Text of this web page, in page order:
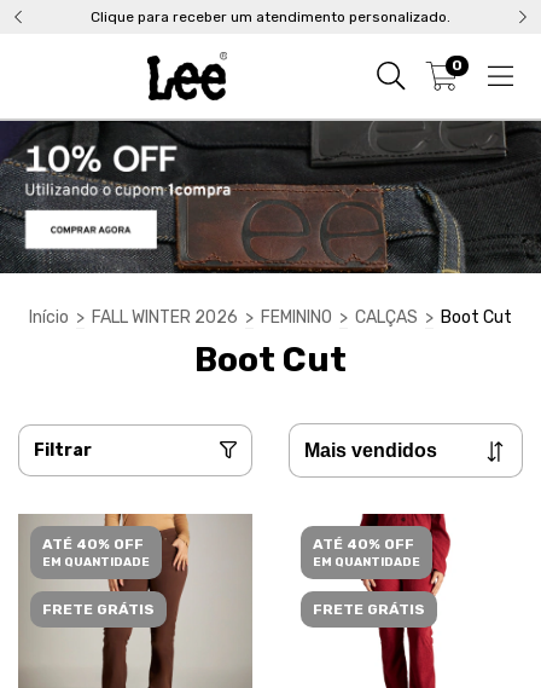
Clique para receber um atendimento personalizado.
0
Início > FALL WINTER 2026 > FEMININO > CALÇAS > Boot Cut
Boot Cut
Filtrar
ATÉ 40% OFF
EM QUANTIDADE
FRETE GRÁTIS
ATÉ 40% OFF
EM QUANTIDADE
FRETE GRÁTIS